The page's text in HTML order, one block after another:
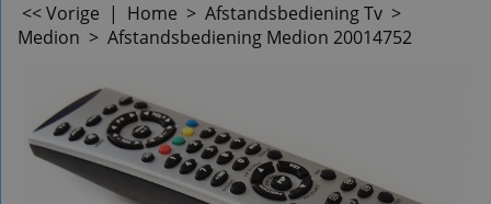
<< Vorige | Home > Afstandsbediening Tv >
Medion > Afstandsbediening Medion 20014752